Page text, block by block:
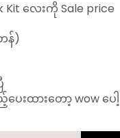
Kit လေးကို Sale price
န်)
ေးထားတော့ wow ပေါ့
ခဲတွေကို အကုန်ဖယ်ရှား